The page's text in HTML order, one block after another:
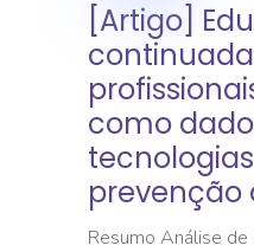
[Artigo]
como
prevenção
Resumo Análise